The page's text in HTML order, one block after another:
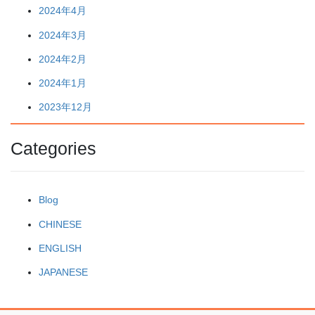
2024年4月
2024年3月
2024年2月
2024年1月
2023年12月
Categories
Blog
CHINESE
ENGLISH
JAPANESE